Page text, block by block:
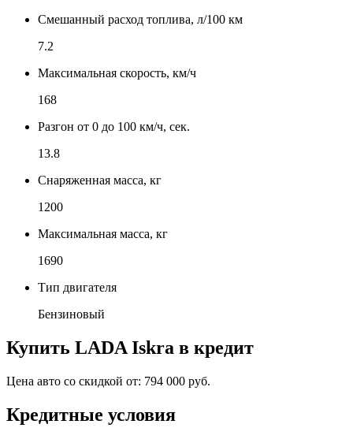
Смешанный расход топлива, л/100 км
7.2
Максимальная скорость, км/ч
168
Разгон от 0 до 100 км/ч, сек.
13.8
Снаряженная масса, кг
1200
Максимальная масса, кг
1690
Тип двигателя
Бензиновый
Купить LADA Iskra в кредит
Цена авто со скидкой от: 794 000 руб.
Кредитные условия